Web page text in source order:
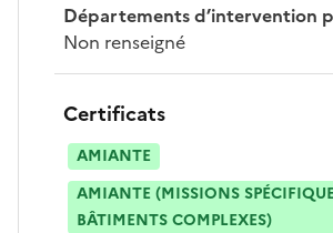
Départements d’intervention
Non renseigné
Certificats
AMIANTE
AMIANTE (MISSIONS
BÂTIMENTS COMPLEXES)